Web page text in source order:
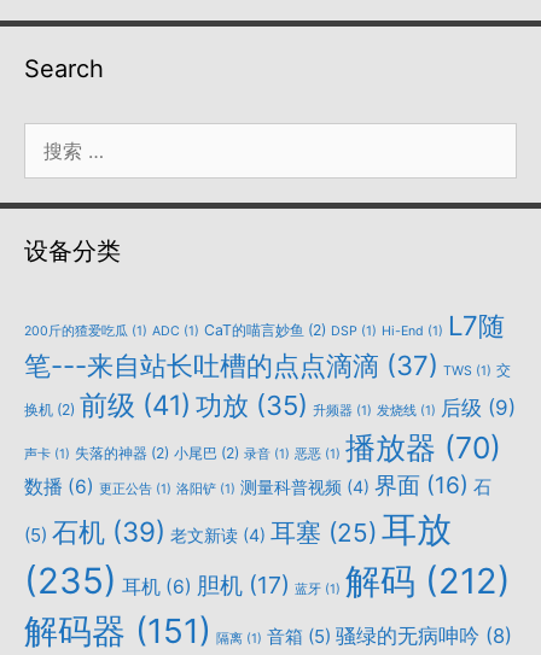
Search
索：
设备分类
200斤的猹爱吃瓜 (1) ADC (1) CaT的喵言妙鱼 (2) DSP (1) Hi-End (1) L7随
笔---来自站长吐槽的点点滴滴 (37) TWS (1) 交
换机 (2) 前级 (41) 功放 (35) 升频器 (1) 发烧线 (1) 后级 (9)
声卡 (1) 失落的神器 (2) 小尾巴 (2) 录音 (1) 恶恶 (1) 播放器 (70)
数播 (6) 更正公告 (1) 洛阳铲 (1) 测量科普视频 (4) 界面 (16) 石
(5) 石机 (39) 老文新读 (4) 耳塞 (25) 耳放
(235) 耳机 (6) 胆机 (17) 蓝牙 (1) 解码 (212)
解码器 (151) 隔离 (1) 音箱 (5) 骚绿的无病呻吟 (8)